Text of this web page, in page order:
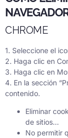
CHROME
1. Seleccione el
2. Haga clic en
3. Haga clic en
4. En la sección
contenido.
Eliminar
de sitios…
No permitir